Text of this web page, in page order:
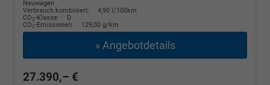
Neuwagen
Verbrauch kombiniert:
4,90 l/100km
CO2-Klasse:
D
CO2-Emissionen: 129,00 g/km
» Angebotdetails
27.390,– €